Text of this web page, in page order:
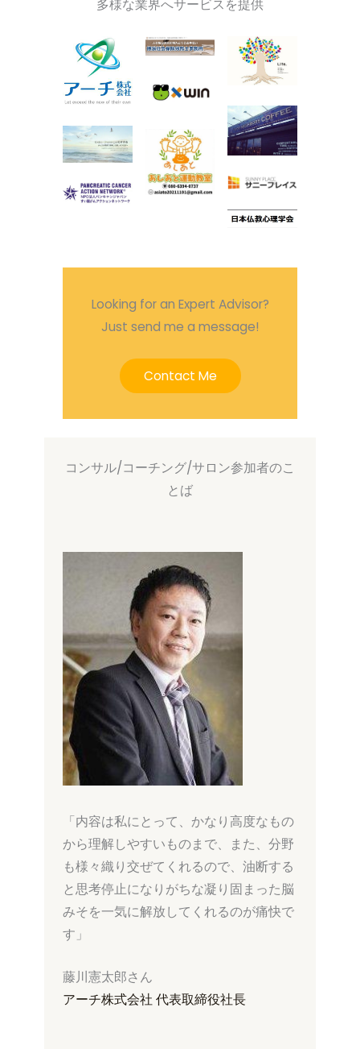
多様な業界へサービスを提供
Looking for an Expert Advisor?
Just send me a message!
Contact Me
コンサル/コーチング/サロン参加者のこ
とば
「内容は私にとって、かなり高度なもの
から理解しやすいものまで、また、分野
も様々織り交ぜてくれるので、油断する
と思考停止になりがちな凝り固まった脳
みそを一気に解放してくれるのが痛快で
す」
藤川憲太郎さん
アーチ株式会社 代表取締役社長